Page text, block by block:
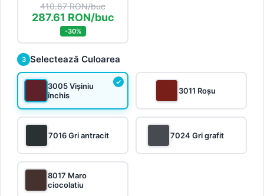
410.87 RON/buc
287.61 RON/buc
-30%
3 Selectează Culoarea
3005 Vișiniu
închis
3011 Roșu
7016 Gri antracit 7024 Gri grafit
8017 Maro
ciocolatiu